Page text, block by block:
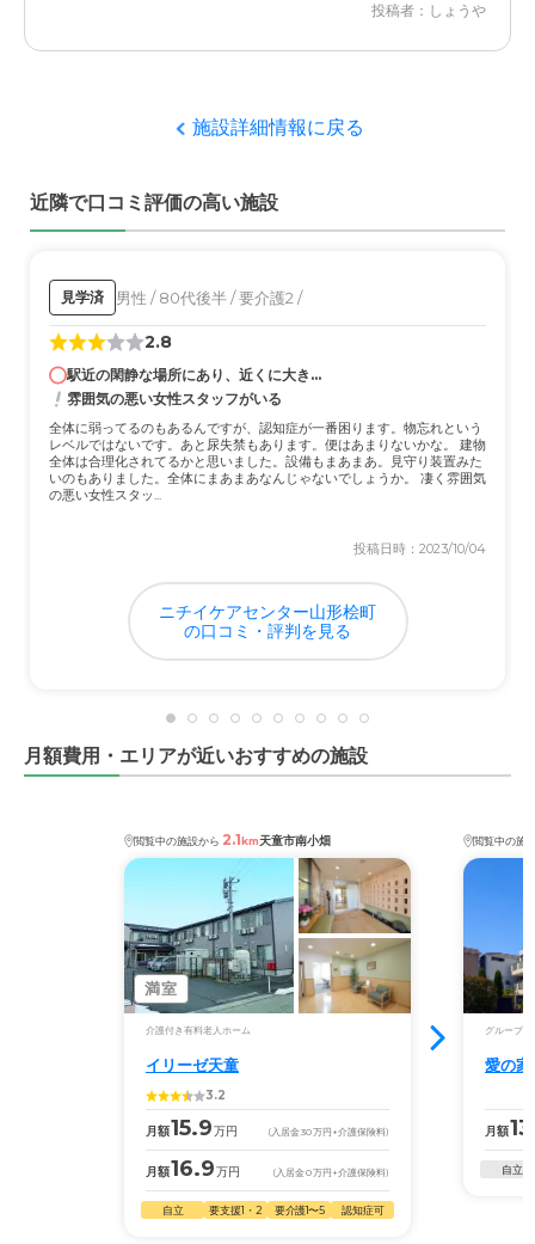
久遠の家の評価
して任せられるところがとても魅力的に感じました
親切で丁寧な対応をして頂きました。安心して任せられる
と思いました。他の入居者さん達も御機嫌でとても印象深
外観・内装・居室・設備について
最新の設備が整っており今風の建物なのがもの凄く気に入
りました。改修が終わったばかりと聞いていましたので
介護医療サービスについて
とても親切で丁寧な対応でびっくりしました。安心して任
せられる施設だと感じました。
郊外にありましたが、交通の便も良く通いやすい印象を受
けました。若干道が狭く感じることもありましたが、気に
なりません
相場価格通りで払いやすい料金設定でした。毎月手渡し払
いが大変でしたがもう慣れました
投稿者：しょうや
施設詳細情報に戻る
近隣で口コミ評価の高い施設
見学済 男性 / 80代後半 / 要介護2 /
2.8
駅近の閑静な場所にあり、近くに大き...
雰囲気の悪い女性スタッフがいる
全体に弱ってるのもあるんですが、認知症が一番困ります。物忘れという
レベルではないです。あと尿失禁もあります。便はあまりないかな。 建物
全体は合理化されてるかと思いました。設備もまあまあ。見守り装置みた
いのもありました。全体にまあまあなんじゃないでしょうか。 凄く雰囲気
の悪い女性スタッ...
投稿日時：2023/10/04
ニチイケアセンター山形桧町
の口コミ・評判を見る
月額費用・エリアが近いおすすめの施設
閲覧中の施設から 2.1km天童市南小畑
満室
介護付き有料老人ホーム
イリーゼ天童
3.2
月額15.9万円 (入居金30万円 +介護保険料)
月額16.9万円 (入居金0万円 +介護保険料)
自立 要支援1・2 要介護1〜5 認知症可
閲覧中の施
グループホ
愛の
月額
自立